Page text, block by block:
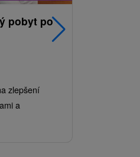
pobyt po
zlepšení
a